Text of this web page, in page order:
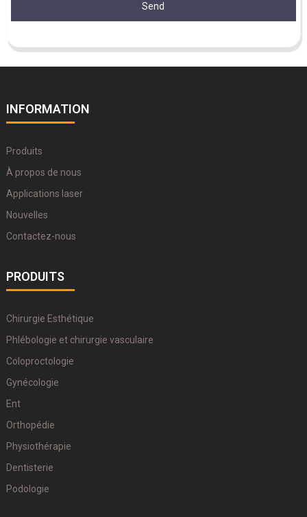
Send
INFORMATION
Produits
À propos de nous
Applications laser
Nouvelles
Contactez-nous
PRODUITS
Chirurgie Esthétique
Phlébologie et chirurgie vasculaire
Coloproctologie
Gynécologie
Ent
Orthopédie
Physiothérapie
Dentisterie
Podologie